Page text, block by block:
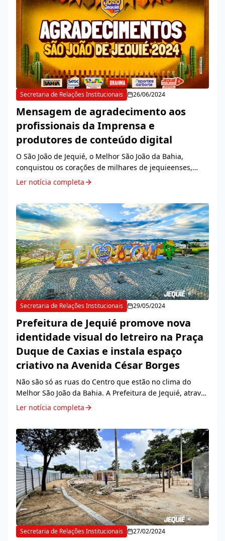
Secretaria de Relações Institucionais 26/06/2024
Mensagem de agradecimento aos
profissionais da Imprensa e
produtores de conteúdo digital
O São João de Jequié, o Melhor São João da Bahia,
conquistou os corações de milhares de jequieenses,
turistas e visitantes, alcançando fronteiras para além do
estado. Tudo isso graças a amplificação d...
Ler notícia completa
Secretaria de Relações Institucionais 29/05/2024
Prefeitura de Jequié promove nova
identidade visual do letreiro na Praça
Duque de Caxias e instala espaço
criativo na Avenida César Borges
Não são só as ruas do Centro que estão no clima do
Melhor São João da Bahia. A Prefeitura de Jequié, através
da Secretaria de Relaç&otild...
Ler notícia completa
Secretaria de Relações Institucionais 27/02/2024